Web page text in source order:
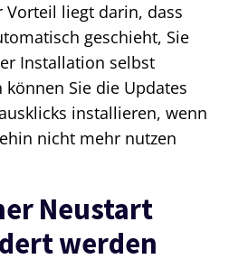
Vorteil liegt darin, dass
geschieht, Sie
Installation selbst
Sie die Updates
installieren, wenn
nicht mehr nutzen
Neustart
werden